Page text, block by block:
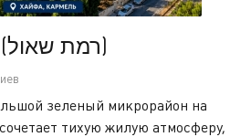
Рамат-Шауль (רמת שאול)
зеленый микрорайон на
тихую жилую атмосферу,